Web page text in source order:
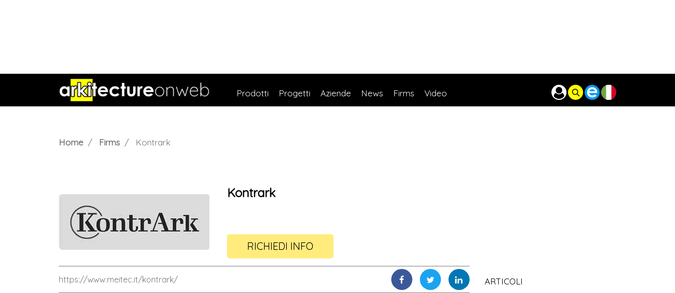
Prodotti Progetti Aziende News Firms Video
Home Firms Kontrark
Kontrark
RICHIEDI INFO
https://www.meitec.it/kontrark/ ARTICOLI